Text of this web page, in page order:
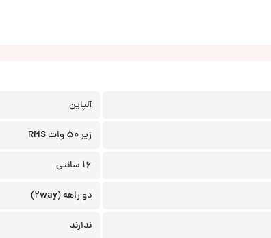
آلپاین
زیر 50 وات RMS
16 سانتی
دو راهه (2way)
ندارند